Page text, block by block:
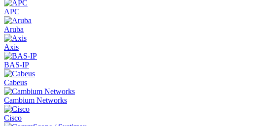
APC
Aruba
Axis
BAS-IP
Cabeus
Cambium Networks
Cisco